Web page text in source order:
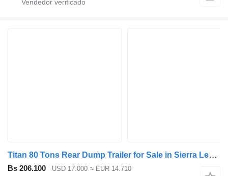
Titan 80 Tons Rear Dump Trailer for Sale in Sierra Leone
Bs 206.100 USD 17.000 ≈ EUR 14.710